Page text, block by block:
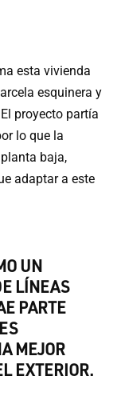
esta vivienda
esquinera y
proyecto partía
lo que la
baja,
adaptar a este
UN
LÍNEAS
PARTE
MEJOR
EXTERIOR.